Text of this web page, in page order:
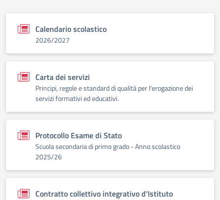
Calendario scolastico
2026/2027
Carta dei servizi
Principi, regole e standard di qualità per l'erogazione dei
servizi formativi ed educativi.
Protocollo Esame di Stato
Scuola secondaria di primo grado - Anno scolastico
2025/26
Contratto collettivo integrativo d'Istituto